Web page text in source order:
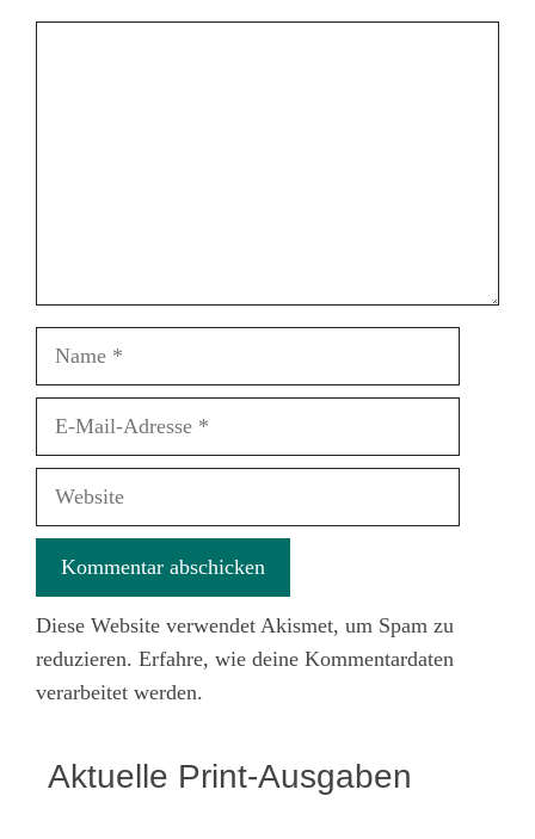
Name
Website
Diese Website verwendet Akismet, um Spam zu
reduzieren. Erfahre, wie deine Kommentardaten
verarbeitet werden.
Aktuelle Print-Ausgaben